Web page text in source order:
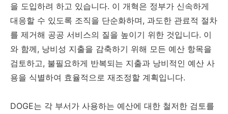
을 도입하려 하고 있습니다. 이 개혁은 정부가 신속하게
대응할 수 있도록 조직을 단순화하며, 과도한 관료적 절차
를 제거해 공공 서비스의 질을 높이기 위한 것입니다. 이
와 함께, 낭비성 지출을 감축하기 위해 모든 예산 항목을
검토하고, 불필요하게 반복되는 지출과 낭비적인 예산 사
용을 식별하여 효율적으로 재조정할 계획입니다.
DOGE는 각 부서가 사용하는 예산에 대한 철저한 검토를